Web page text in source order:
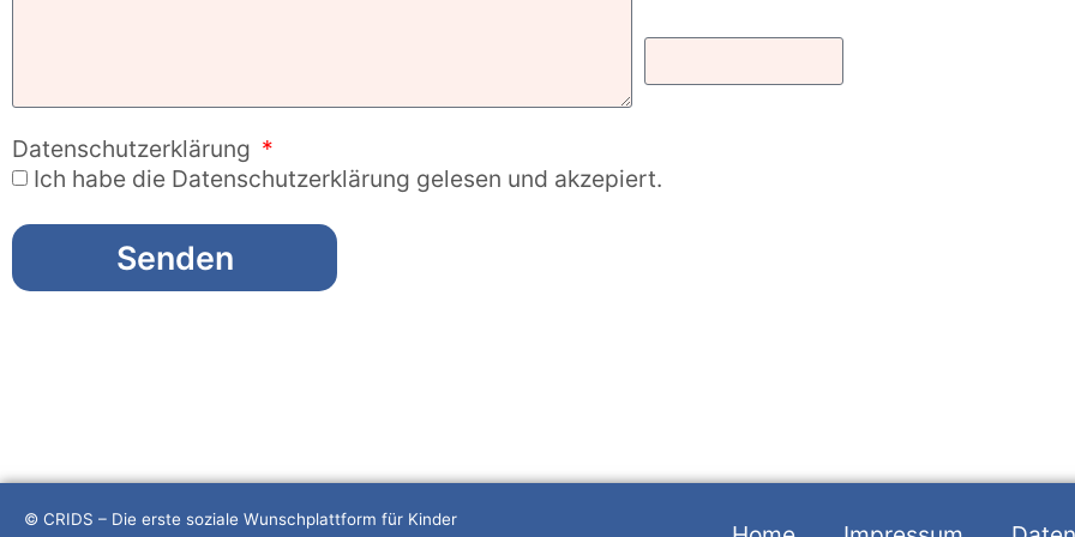
Datenschutzerklärung
Ich habe die Datenschutzerklärung gelesen und akzepiert.
Senden
© CRIDS – Die erste soziale Wunschplattform für Kinder